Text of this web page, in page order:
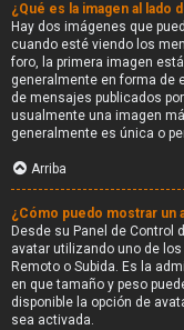
¿Qué es la imagen al lado
Hay dos imágenes que
cuando esté viendo los
foro, la primera imagen
generalmente en forma de
de mensajes publicados
usualmente una imagen
generalmente es única o
Arriba
¿Cómo puedo mostrar un
Desde su Panel de Control
avatar utilizando uno de
Remoto o Subida. Es la
en que tamaño y peso
disponible la opción de
sea activada.